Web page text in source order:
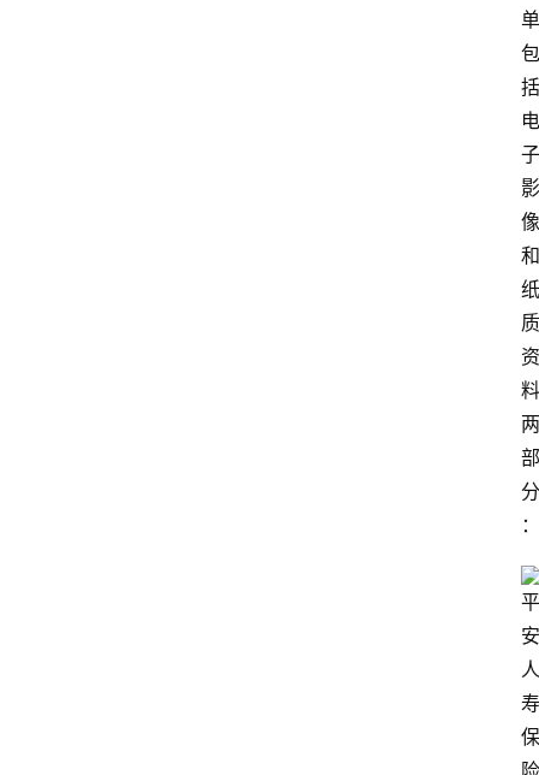
单
包
括
电
子
影
像
和
纸
质
资
料
两
部
分
：